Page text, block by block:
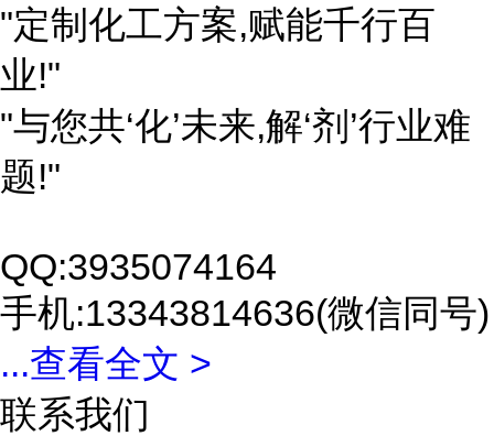
"定制化工方案,赋能千行百
业!"
"与您共‘化’未来,解‘剂’行业难
题!"
QQ:3935074164
手机:13343814636(微信同号)
...查看全文 >
联系我们